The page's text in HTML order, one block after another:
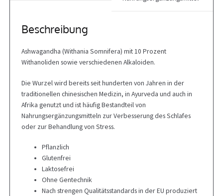
Beschreibung
Ashwagandha (Withania Somnifera) mit 10 Prozent
Withanoliden sowie verschiedenen Alkaloiden.
Die Wurzel wird bereits seit hunderten von Jahren in der
traditionellen chinesischen Medizin, in Ayurveda und auch in
Afrika genutzt und ist häufig Bestandteil von
Nahrungsergänzungsmitteln zur Verbesserung des Schlafes
oder zur Behandlung von Stress.
Pflanzlich
Glutenfrei
Laktosefrei
Ohne Gentechnik
Nach strengen Qualitätsstandards in der EU produziert